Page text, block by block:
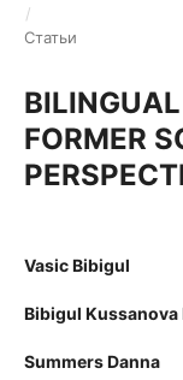
/
Статьи
FORMER
Vasic Bibigul
Bibigul
Summers Danna